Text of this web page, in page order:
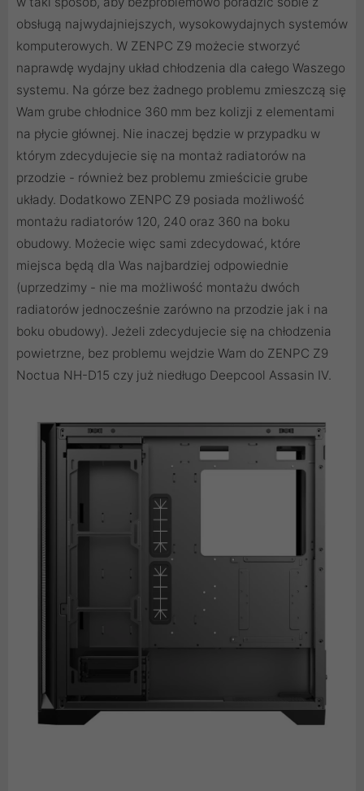
obsługą najwydajniejszych, wysokowydajnych systemów
komputerowych. W ZENPC Z9 możecie stworzyć
naprawdę wydajny układ chłodzenia dla całego Waszego
systemu. Na górze bez żadnego problemu zmieszczą się
Wam grube chłodnice 360 mm bez kolizji z elementami
na płycie głównej. Nie inaczej będzie w przypadku w
którym zdecydujecie się na montaż radiatorów na
przodzie - również bez problemu zmieścicie grube
układy. Dodatkowo ZENPC Z9 posiada możliwość
montażu radiatorów 120, 240 oraz 360 na boku
obudowy. Możecie więc sami zdecydować, które
miejsca będą dla Was najbardziej odpowiednie
(uprzedzimy - nie ma możliwość montażu dwóch
radiatorów jednocześnie zarówno na przodzie jak i na
boku obudowy). Jeżeli zdecydujecie się na chłodzenia
powietrzne, bez problemu wejdzie Wam do ZENPC Z9
Noctua NH-D15 czy już niedługo Deepcool Assasin IV.